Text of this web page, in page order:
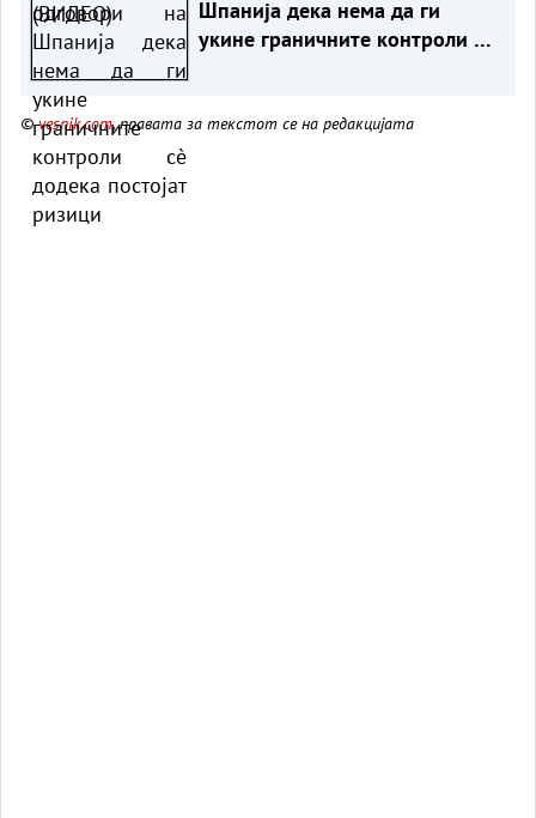
Шпанија дека нема да ги
укине граничните контроли сè
©vesnik.com, правата за текстот се на редакцијата